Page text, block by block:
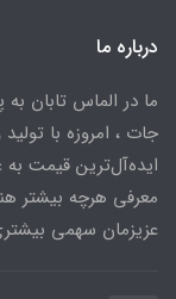
درباره ما
ما در الماس تابان
جات ، امروزه با
ایده‌آل‌ترین قیمت به
معرفی هرچه بیشتر
عزیزمان سهمی